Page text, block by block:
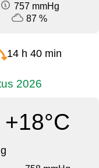
757 mmHg
87 %
14 h 40 min
2026
+18°C